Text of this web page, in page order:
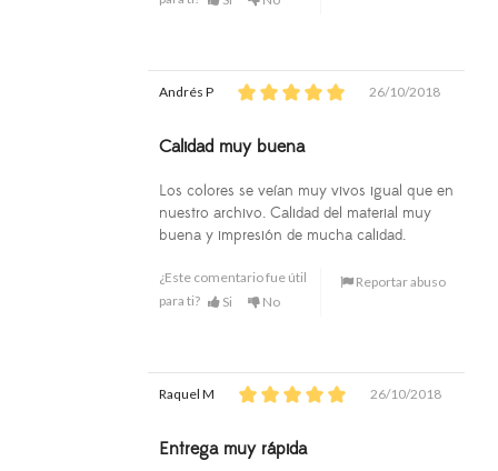
Andrés P 26/10/2018
Calidad muy buena
Los colores se veían muy vivos igual que en
nuestro archivo. Calidad del material muy
buena y impresión de mucha calidad.
¿Este comentario fue útil
para ti?
Si No
Reportar abuso
Raquel M 26/10/2018
Entrega muy rápida